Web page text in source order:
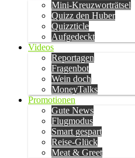
Mini-Kreuzworträtsel
Quizz den Huber
Quizzticle
Aufgedeckt
Videos
Reportagen
Fragenbot
Wein doch
MoneyTalks
Promotionen
Gute News
Flugmodus
Smart gespart
Reise-Glück
Meat & Greet